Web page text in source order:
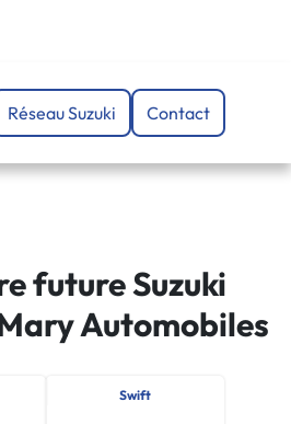
et vous guider dans le
Réseau Suzuki Contact
future Suzuki
Automobiles
Swift